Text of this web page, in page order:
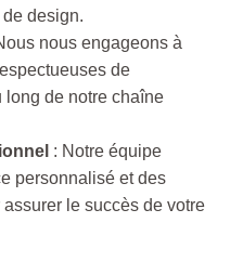
design.
nous engageons à
de
long de notre chaîne
: Notre équipe
personnalisé et des
le succès de votre